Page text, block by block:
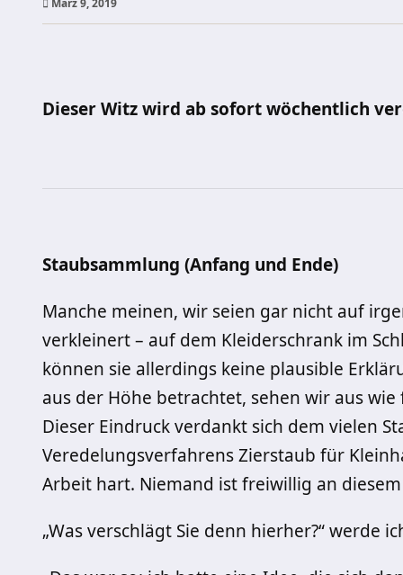
März 9, 2019
Dieser Witz wird ab sofort wöchentlich
Staubsammlung (Anfang und Ende)
Manche meinen, wir seien gar nicht auf
verkleinert – auf dem Kleiderschrank im
können sie allerdings keine plausible
aus der Höhe betrachtet, sehen wir aus
Dieser Eindruck verdankt sich dem vielen
Veredelungsverfahrens Zierstaub für
Arbeit hart. Niemand ist freiwillig an
„Was verschlägt Sie denn hierher?“ werde